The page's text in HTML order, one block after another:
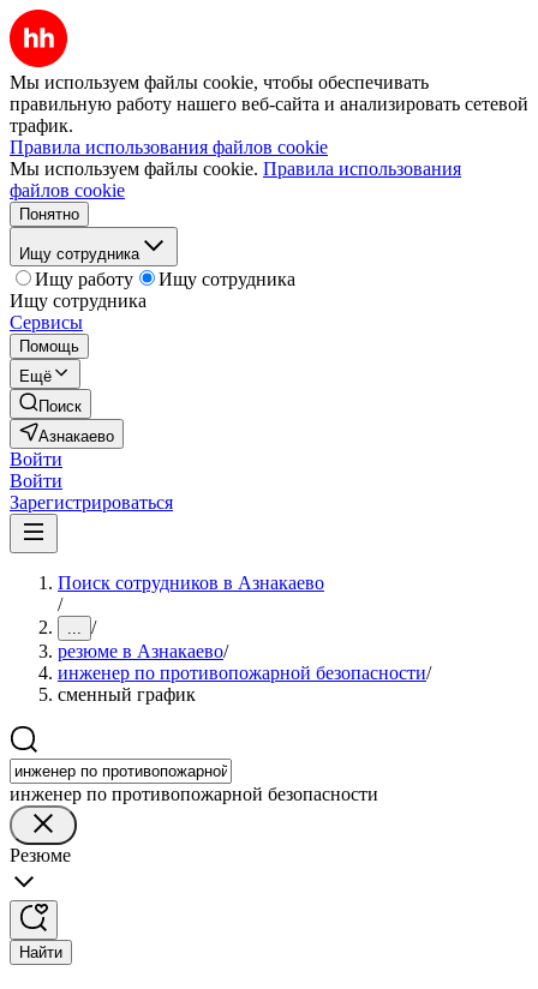
Мы используем файлы cookie, чтобы обеспечивать
правильную работу нашего веб-сайта и анализировать сетевой
трафик.
Правила использования файлов cookie
Мы используем файлы cookie. Правила использования
файлов cookie
Понятно
Ищу сотрудника
Ищу работу
Ищу сотрудника
Ищу сотрудника
Сервисы
Помощь
Ещё
Поиск
Азнакаево
Войти
Войти
Зарегистрироваться
Поиск сотрудников в Азнакаево
/
... /
резюме в Азнакаево/
инженер по противопожарной безопасности/
сменный график
инженер по противопожарной безопасности
Резюме
Найти